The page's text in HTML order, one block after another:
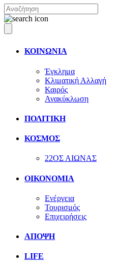
ΚΟΙΝΩΝΙΑ
Έγκλημα
Κλιματική Αλλαγή
Καιρός
Ανακύκλωση
ΠΟΛΙΤΙΚΗ
ΚΟΣΜΟΣ
22ΟΣ ΑΙΩΝΑΣ
ΟΙΚΟΝΟΜΙΑ
Ενέργεια
Τουρισμός
Επιχειρήσεις
ΑΠΟΨΗ
LIFE